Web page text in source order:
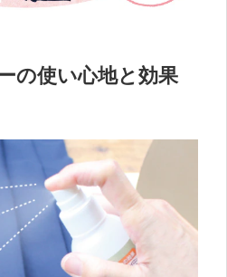
の使い心地と効果